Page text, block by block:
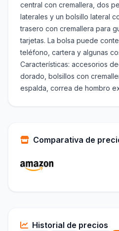
central con cremallera, dos
laterales y un bolsillo lateral
trasero con cremallera para
tarjetas. La bolsa puede
teléfono, cartera y algunas
Características: accesorios
dorado, bolsillos con
espalda, correa de hombro
Comparativa de
Historial de precios